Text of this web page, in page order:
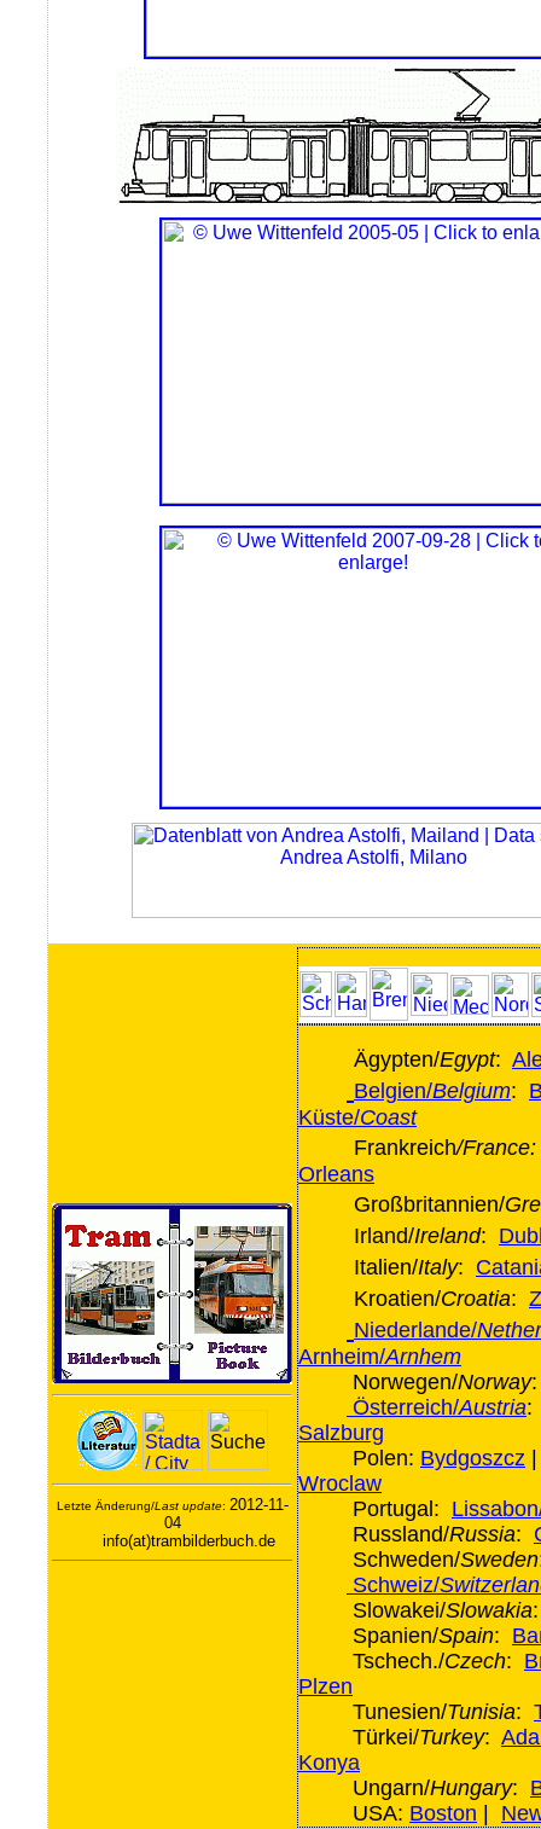
Letzte Änderung/Last update: 2012-11-
04
info(at)trambilderbuch.de
Ägypten/Egypt:
Belgien/Belgium:
Küste/Coast
Frankreich/France:
Orleans
Großbritannien/
Irland/Ireland:
Italien/Italy:
Kroatien/Croatia:
Niederlande/
Arnheim/Arnhem
Norwegen/Norway
Österreich/Austria
Salzburg
Polen: Bydgoszcz
Wroclaw
Portugal:
Russland/Russia:
Schweden/Sweden
Schweiz/
Slowakei/Slowakia
Spanien/Spain:
Tschech./Czech:
Plzen
Tunesien/Tunisia:
Türkei/Turkey:
Konya
Ungarn/Hungary:
USA: Boston